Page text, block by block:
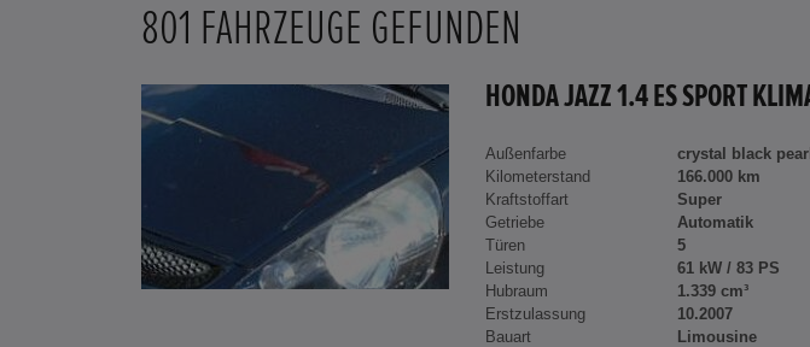
801 FAHRZEUGE GEFUNDEN
Außenfarbe
crystal black pearl
Kilometerstand
166.000 km
Kraftstoffart
Super
Getriebe
Automatik
Türen
5
Leistung
61 kW / 83 PS
Hubraum
1.339 cm³
Erstzulassung
10.2007
Bauart
Limousine